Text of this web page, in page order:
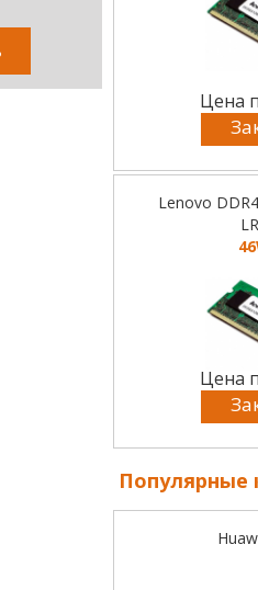
Цена
Lenovo
Цена
Популярные